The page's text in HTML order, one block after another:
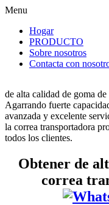
Menu
Hogar
PRODUCTO
Sobre nosotros
Contacta con
de alta calidad de goma
Agarrando fuerte
avanzada y excelente
la correa transportadora
todos los clientes.
Obtener de
correa